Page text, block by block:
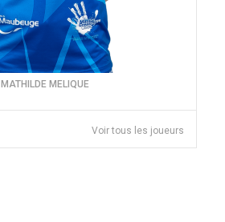
MATHILDE MELIQUE
Voir tous les joueurs